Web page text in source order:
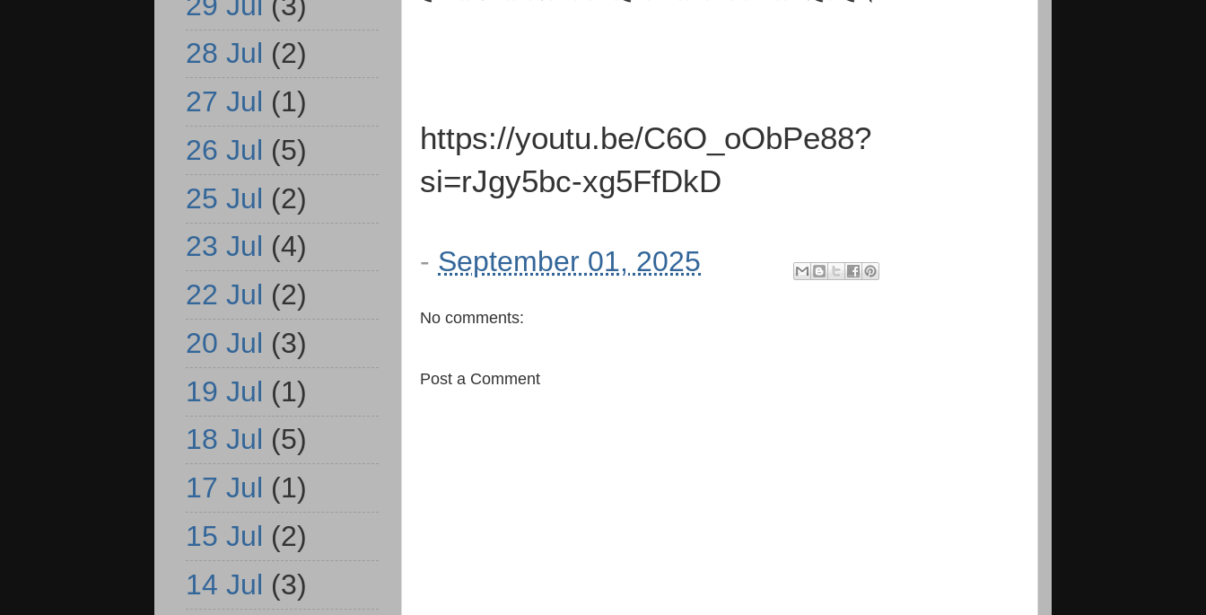
https://youtu.be/C6O_oObPe88?
si=rJgy5bc-xg5FfDkD
- September 01, 2025
No comments:
Post a Comment
28 Jul (2)
27 Jul (1)
26 Jul (5)
25 Jul (2)
23 Jul (4)
22 Jul (2)
20 Jul (3)
19 Jul (1)
18 Jul (5)
17 Jul (1)
15 Jul (2)
14 Jul (3)